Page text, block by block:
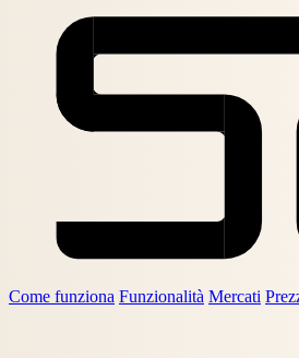
Come funziona Funzionalità Mercati